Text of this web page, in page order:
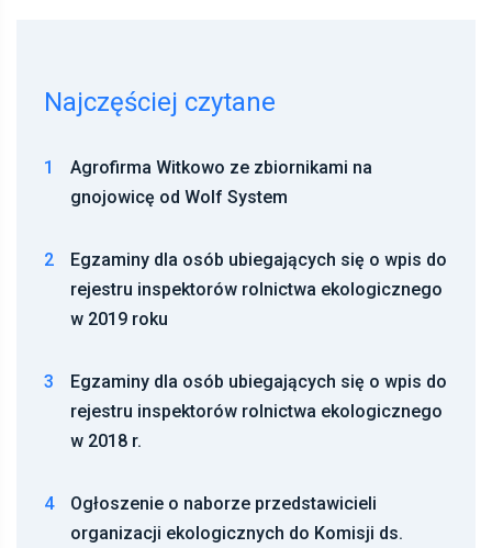
Najczęściej czytane
1
Agrofirma Witkowo ze zbiornikami na
gnojowicę od Wolf System
2
Egzaminy dla osób ubiegających się o wpis do
rejestru inspektorów rolnictwa ekologicznego
w 2019 roku
3
Egzaminy dla osób ubiegających się o wpis do
rejestru inspektorów rolnictwa ekologicznego
w 2018 r.
4
Ogłoszenie o naborze przedstawicieli
organizacji ekologicznych do Komisji ds.